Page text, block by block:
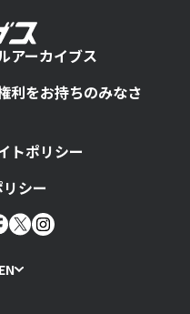
アーカイブス
利をお持ちのみなさ
トポリシー
シー